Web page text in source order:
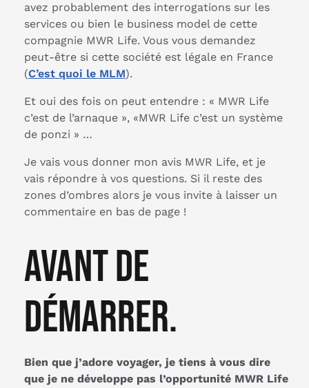
avez probablement des interrogations sur les
services ou bien le business model de cette
compagnie MWR Life. Vous vous demandez
peut-être si cette société est légale en France
(C’est quoi le MLM).
Et oui des fois on peut entendre : « MWR Life
c’est de l’arnaque », «MWR Life c’est un système
de ponzi » …
Je vais vous donner mon avis MWR Life, et je
vais répondre à vos questions. Si il reste des
zones d’ombres alors je vous invite à laisser un
commentaire en bas de page !
Avant de
démarrer.
Bien que j’adore voyager, je tiens à vous dire
que je ne développe pas l’opportunité MWR Life